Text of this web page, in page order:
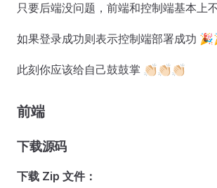
只要后端没问题，前端和控制端基本上
如果登录成功则表示控制端部署成功
此刻你应该给自己鼓鼓掌 👏🏻👏🏻👏🏻
前端
下载源码
下载 Zip 文件：